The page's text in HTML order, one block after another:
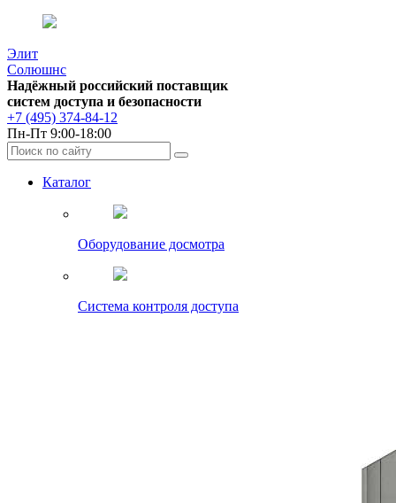
Элит
Солюшнс
Надёжный российский поставщик
систем доступа и безопасности
+7 (495) 374-84-12
Пн-Пт 9:00-18:00
Каталог
Оборудование досмотра
Система контроля доступа